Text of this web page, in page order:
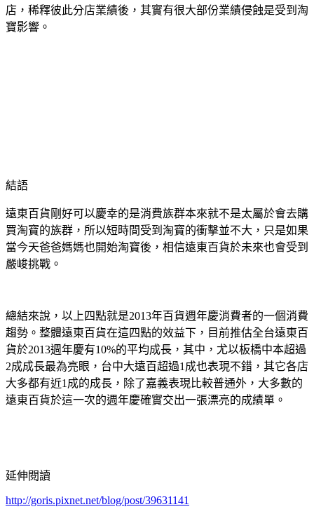
店，稀釋彼此分店業績後，其實有很大部份業績侵蝕是受到淘
寶影響。
結語
遠東百貨剛好可以慶幸的是消費族群本來就不是太屬於會去購
買淘寶的族群，所以短時間受到淘寶的衝擊並不大，只是如果
當今天爸爸媽媽也開始淘寶後，相信遠東百貨於未來也會受到
嚴峻挑戰。
總結來說，以上四點就是2013年百貨週年慶消費者的一個消費
趨勢。整體遠東百貨在這四點的效益下，目前推估全台遠東百
貨於2013週年慶有10%的平均成長，其中，尤以板橋中本超過
2成成長最為亮眼，台中大遠百超過1 成也表現不錯，其它各店
大多都有近1 成的成長，除了嘉義表現比較普通外，大多數的
遠東百貨於這一次的週年慶確實交出一張漂亮的成績單。
延伸閱讀
http://goris.pixnet.net/blog/post/39631141